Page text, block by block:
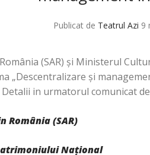
Publicat de Teatrul Azi 9
(SAR) şi Ministerul
„Descentralizare şi
in urmatorul comunicat
România (SAR)
Naţional